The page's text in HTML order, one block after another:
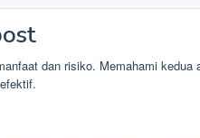
dan risiko. Memahami kedua